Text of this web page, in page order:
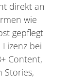
direkt an
wie
gepflegt
bei
Content,
Stories,